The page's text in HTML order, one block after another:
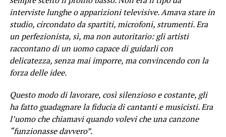
interviste lunghe o apparizioni televisive. Amava stare in
studio, circondato da spartiti, microfoni, strumenti. Era
un perfezionista, sì, ma non autoritario: gli artisti
raccontano di un uomo capace di guidarli con
delicatezza, senza mai imporre, ma convincendo con la
forza delle idee.
Questo modo di lavorare, così silenzioso e costante, gli
ha fatto guadagnare la fiducia di cantanti e musicisti. Era
l’uomo che chiamavi quando volevi che una canzone
“funzionasse davvero”.